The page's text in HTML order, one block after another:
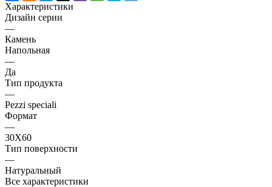
Характеристики
Дизайн серии
—
Камень
Напольная
—
Да
Тип продукта
—
Pezzi speciali
Формат
—
30X60
Тип поверхности
—
Натуральный
Все характеристики